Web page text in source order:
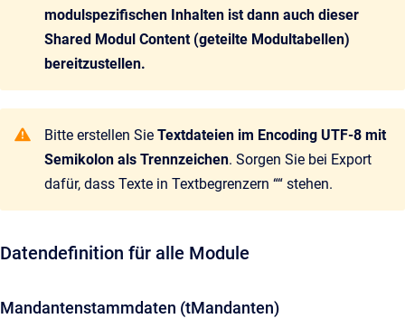
modulspezifischen Inhalten ist dann auch dieser
Shared Modul Content (geteilte Modultabellen)
bereitzustellen.
Bitte erstellen Sie Textdateien im Encoding UTF-8 mit
Semikolon als Trennzeichen. Sorgen Sie bei Export
dafür, dass Texte in Textbegrenzern ““ stehen.
Datendefinition für alle Module
Mandantenstammdaten (tMandanten)